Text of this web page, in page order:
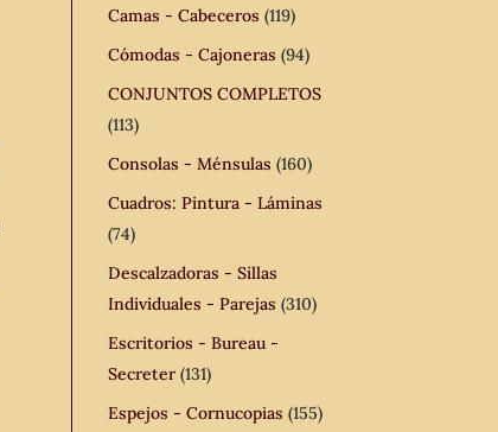
Camas - Cabeceros (119)
Cómodas - Cajoneras (94)
CONJUNTOS COMPLETOS
(113)
Consolas - Ménsulas (160)
Cuadros: Pintura - Láminas
(74)
Descalzadoras - Sillas
Individuales - Parejas (310)
Escritorios - Bureau -
Secreter (131)
Espejos - Cornucopias (155)